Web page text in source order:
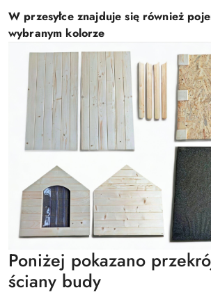
W przesyłce znajduje się również
wybranym kolorze
Poniżej pokazano
ściany budy